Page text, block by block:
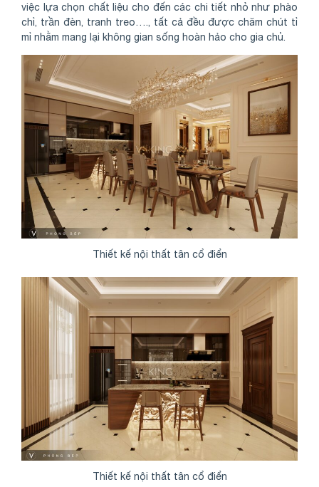
việc lựa chọn chất liệu cho đến các chi tiết nhỏ như phào
chỉ, trần đèn, tranh treo…., tất cả đều được chăm chút tỉ
mỉ nhằm mang lại không gian sống hoàn hảo cho gia chủ.
Thiết kế nội thất tân cổ điển
Thiết kế nội thất tân cổ điển